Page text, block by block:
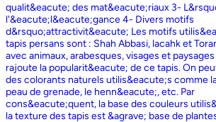
qualit&eacute; des mat&eacute;riaux 3-
l'&eacute;l&eacute;gance 4- Divers motifs
d&rsquo;attractivit&eacute; Les motifs
tapis persans sont : Shah Abbasi, lacahk et
avec animaux, arabesques, visages et
rajoute la popularit&eacute; de ce tapis. On
des colorants naturels utilis&eacute;s comme
peau de grenade, le henn&eacute;, etc. Par
cons&eacute;quent, la base des couleurs
la texture des tapis est &agrave; base de